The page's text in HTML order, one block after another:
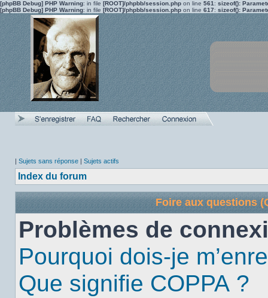
[phpBB Debug] PHP Warning: in file [ROOT]/phpbb/session.php on line 561 : sizeof():
[phpBB Debug] PHP Warning: in file [ROOT]/phpbb/session.php on line 617: sizeof():
| Sujets sans réponse | Sujets actifs
Index du forum
Foire aux questions
Problèmes de
Pourquoi dois-je
Que signifie COPPA ?